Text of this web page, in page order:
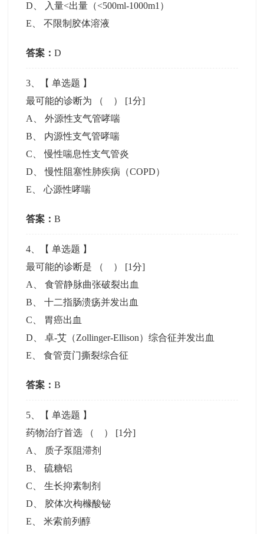
D
入量<出量（<500ml-1000m1）
E 、不限制胶体溶液
答案：D
3 、【单选题 】
最可能的诊断为 （ ） [1分]
A
、外源性支气管哮喘
B
内源性支气管哮喘
C 、慢性喘息性支气管炎
D 、慢性阻塞性肺疾病（COPD）
E 、心源性哮喘
答案：B
4 、【单选题 】
最可能的诊断是 （ ） [1分]
A
、食管静脉曲张破裂出血
B 、十二指肠溃疡并发出血
C
胃癌出血
D 、卓-艾（Zollinger-Ellison）综合征并发出血
E 、食管贲门撕裂综合征
答案：B
5 、【单选题 】
药物治疗首选 （ ） [1分]
A
质子泵阻滞剂
B 、硫糖铝
C 、生长抑素制剂
D
胶体次枸橼酸铋
E 、米索前列醇